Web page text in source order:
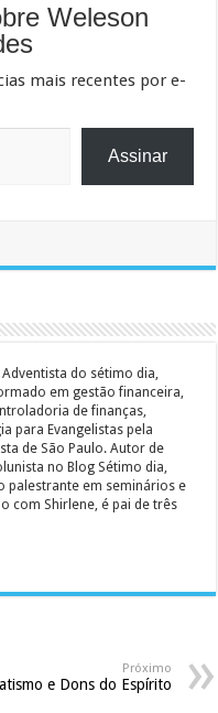
Weleson
mais recentes por e-
Assinar
do sétimo dia,
em gestão financeira,
de finanças,
para Evangelistas pela
de São Paulo. Autor de
no Blog Sétimo dia,
palestrante em seminários e
com Shirlene, é pai de três
Próximo
e Dons do Espírito